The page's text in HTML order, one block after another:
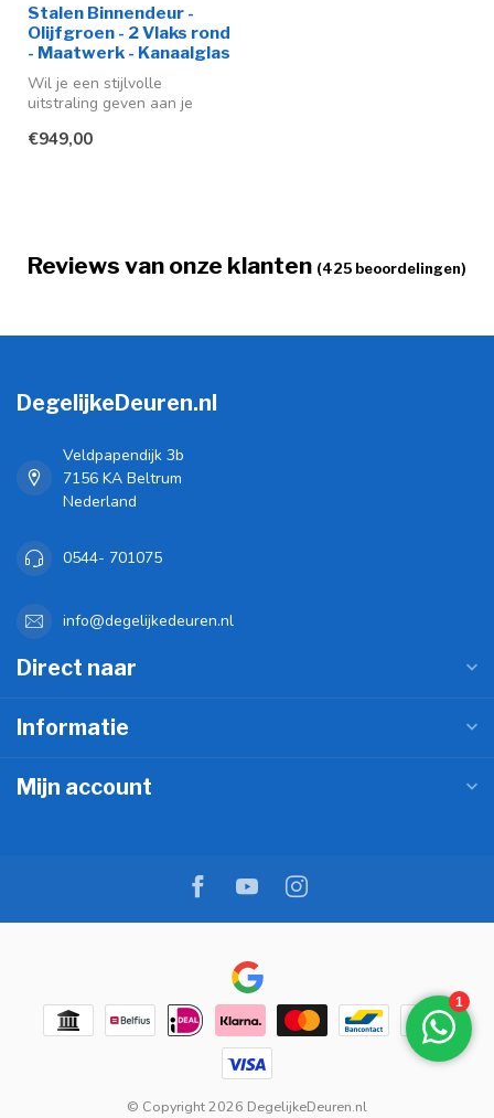
Stalen Binnendeur -
Olijfgroen - 2 Vlaks rond
- Maatwerk - Kanaalglas
Wil je een stijlvolle
uitstraling geven aan je
bin...
€949,00
Reviews van onze klanten (425 beoordelingen)
DegelijkeDeuren.nl
Veldpapendijk 3b
7156 KA Beltrum
Nederland
0544- 701075
info@degelijkedeuren.nl
Direct naar
Informatie
Mijn account
© Copyright 2026 DegelijkeDeuren.nl